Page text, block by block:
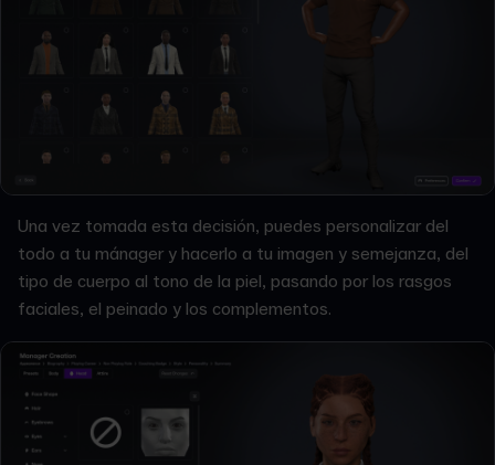
Una vez tomada esta decisión, puedes personalizar del
todo a tu mánager y hacerlo a tu imagen y semejanza, del
tipo de cuerpo al tono de la piel, pasando por los rasgos
faciales, el peinado y los complementos.